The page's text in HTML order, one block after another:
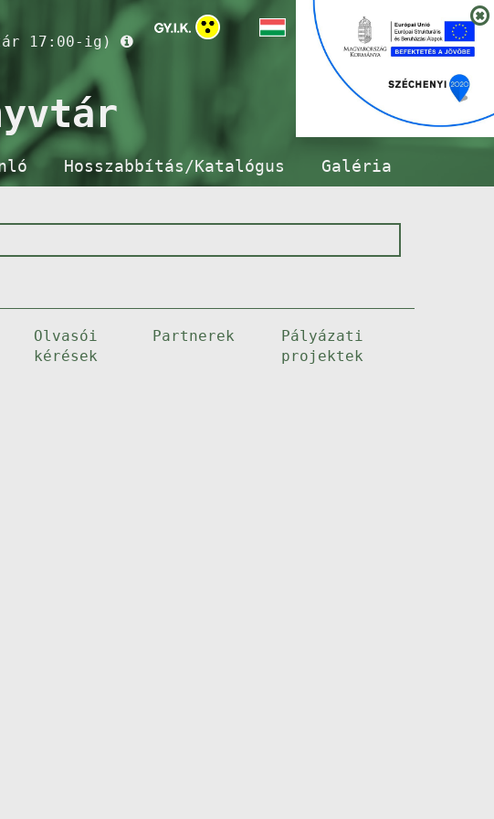
17:00-ig)
Hosszabbítás/Katalógus Galéria
Olvasói
kérések
Partnerek
Pályázati
projektek